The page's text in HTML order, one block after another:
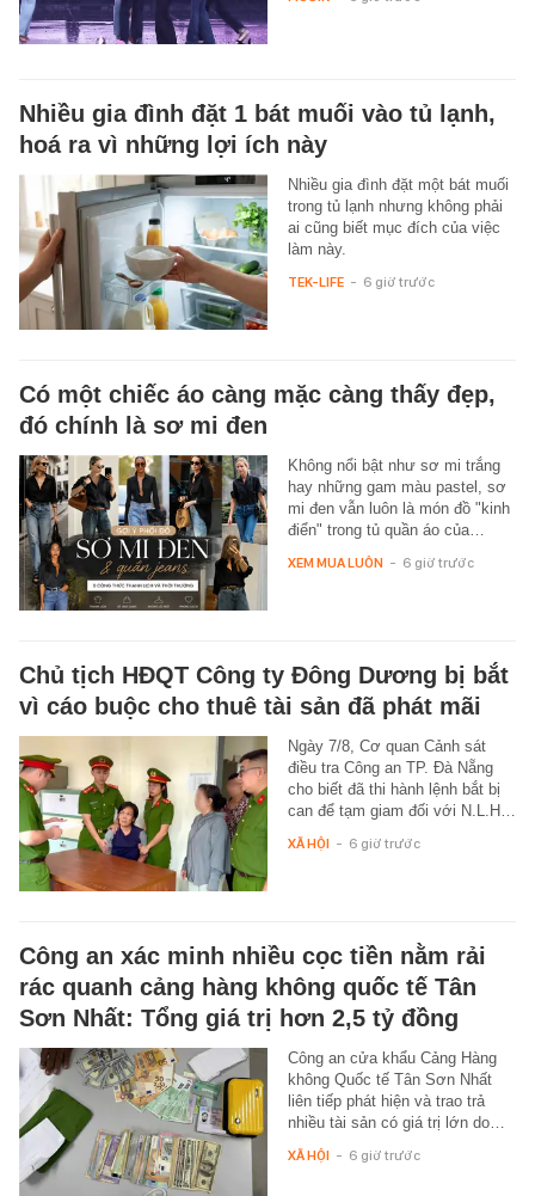
Nhiều gia đình đặt 1 bát muối vào tủ lạnh,
hoá ra vì những lợi ích này
Nhiều gia đình đặt một bát muối
trong tủ lạnh nhưng không phải
ai cũng biết mục đích của việc
làm này.
TEK-LIFE - 6 giờ trước
Có một chiếc áo càng mặc càng thấy đẹp,
đó chính là sơ mi đen
Không nổi bật như sơ mi trắng
hay những gam màu pastel, sơ
mi đen vẫn luôn là món đồ "kinh
điển" trong tủ quần áo của…
XEM MUA LUÔN - 6 giờ trước
Chủ tịch HĐQT Công ty Đông Dương bị bắt
vì cáo buộc cho thuê tài sản đã phát mãi
Ngày 7/8, Cơ quan Cảnh sát
điều tra Công an TP. Đà Nẵng
cho biết đã thi hành lệnh bắt bị
can để tạm giam đối với N.L.H…
XÃ HỘI - 6 giờ trước
Công an xác minh nhiều cọc tiền nằm rải
rác quanh cảng hàng không quốc tế Tân
Sơn Nhất: Tổng giá trị hơn 2,5 tỷ đồng
Công an cửa khẩu Cảng Hàng
không Quốc tế Tân Sơn Nhất
liên tiếp phát hiện và trao trả
nhiều tài sản có giá trị lớn do…
XÃ HỘI - 6 giờ trước